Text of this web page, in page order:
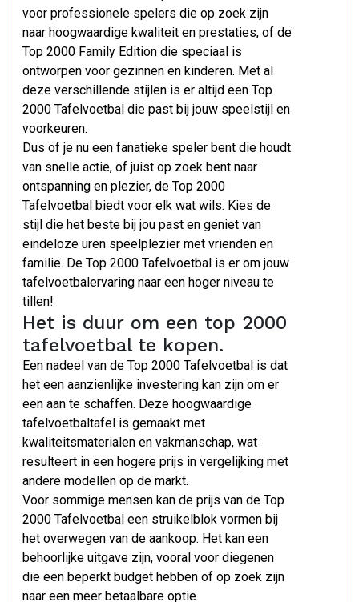
voor professionele spelers die op zoek zijn
naar hoogwaardige kwaliteit en prestaties, of de
Top 2000 Family Edition die speciaal is
ontworpen voor gezinnen en kinderen. Met al
deze verschillende stijlen is er altijd een Top
2000 Tafelvoetbal die past bij jouw speelstijl en
voorkeuren.
Dus of je nu een fanatieke speler bent die houdt
van snelle actie, of juist op zoek bent naar
ontspanning en plezier, de Top 2000
Tafelvoetbal biedt voor elk wat wils. Kies de
stijl die het beste bij jou past en geniet van
eindeloze uren speelplezier met vrienden en
familie. De Top 2000 Tafelvoetbal is er om jouw
tafelvoetbalervaring naar een hoger niveau te
tillen!
Het is duur om een top 2000
tafelvoetbal te kopen.
Een nadeel van de Top 2000 Tafelvoetbal is dat
het een aanzienlijke investering kan zijn om er
een aan te schaffen. Deze hoogwaardige
tafelvoetbaltafel is gemaakt met
kwaliteitsmaterialen en vakmanschap, wat
resulteert in een hogere prijs in vergelijking met
andere modellen op de markt.
Voor sommige mensen kan de prijs van de Top
2000 Tafelvoetbal een struikelblok vormen bij
het overwegen van de aankoop. Het kan een
behoorlijke uitgave zijn, vooral voor diegenen
die een beperkt budget hebben of op zoek zijn
naar een meer betaalbare optie.